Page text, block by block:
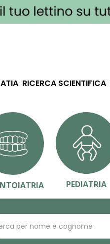
RICERCA SCIENTIFICA
PEDIATRIA